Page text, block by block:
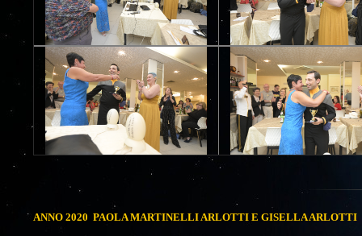
ANNO 2020 PAOLA MARTINELLI ARLOTTI E GISELLA ARLOTTI